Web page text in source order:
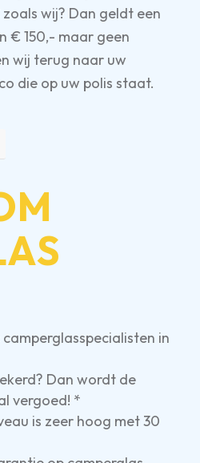
wij? Dan geldt een
€ 150,- maar geen
wij terug naar uw
die op uw polis staat.
in
Dan wordt de
vergoed! *
is zeer hoog met 30